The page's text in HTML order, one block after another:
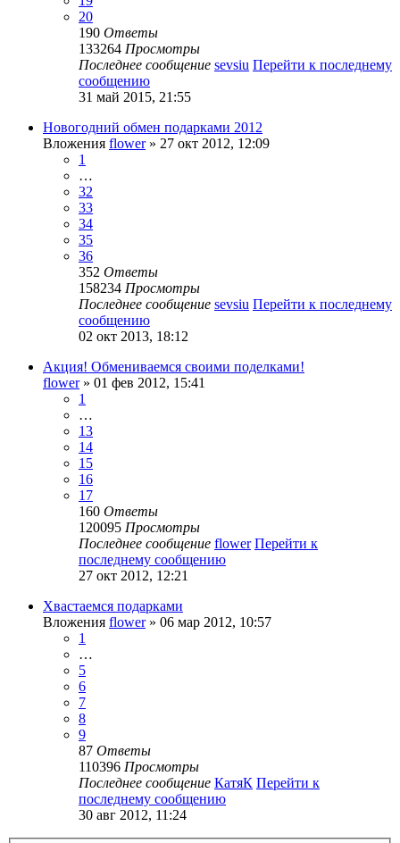
20
190 Ответы
133264 Просмотры
Последнее сообщение sevsiu Перейти к последнему
сообщению
31 май 2015, 21:55
Новогодний обмен подарками 2012
Вложения flower» 27 окт 2012, 12:09
1
…
32
33
34
35
36
352 Ответы
158234 Просмотры
Последнее сообщение sevsiu Перейти к последнему
сообщению
02 окт 2013, 18:12
Акция! Обмениваемся своими поделками!
flower» 01 фев 2012, 15:41
1
…
13
14
15
16
17
160 Ответы
120095 Просмотры
Последнее сообщение flower Перейти к
последнему сообщению
27 окт 2012, 12:21
Хвастаемся подарками
Вложения flower» 06 мар 2012, 10:57
1
…
5
6
7
8
9
87 Ответы
110396 Просмотры
Последнее сообщение КатяК Перейти к
последнему сообщению
30 авг 2012, 11:24